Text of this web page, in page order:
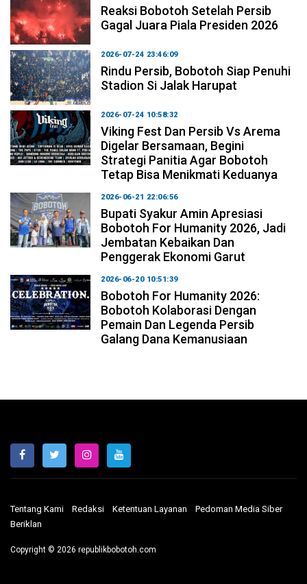
Reaksi Bobotoh Setelah Persib
Gagal Juara Piala Presiden 2026
2026-07-24 23:46:09
Rindu Persib, Bobotoh Siap Penuhi
Stadion Si Jalak Harupat
2026-07-24 10:58:32
Viking Fest Dan Persib Vs Arema
Digelar Bersamaan, Begini
Strategi Panitia Agar Bobotoh
Tetap Bisa Menikmati Keduanya
2026-06-21 22:06:56
Bupati Syakur Amin Apresiasi
Bobotoh For Humanity 2026, Jadi
Jembatan Kebaikan Dan
Penggerak Ekonomi Garut
2026-06-20 10:51:39
Bobotoh For Humanity 2026:
Bobotoh Kolaborasi Dengan
Pemain Dan Legenda Persib
Galang Dana Kemanusiaan
Tentang Kami Redaksi Ketentuan Layanan
Pedoman Media Siber
Beriklan
Copyright © 2026 republikbobotoh.com